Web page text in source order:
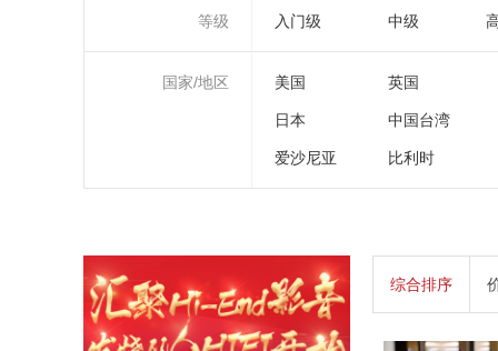
等级 入门级 中级
国家/地区 美国 英国
日本 中国台湾
爱沙尼亚 比利时
综合排序